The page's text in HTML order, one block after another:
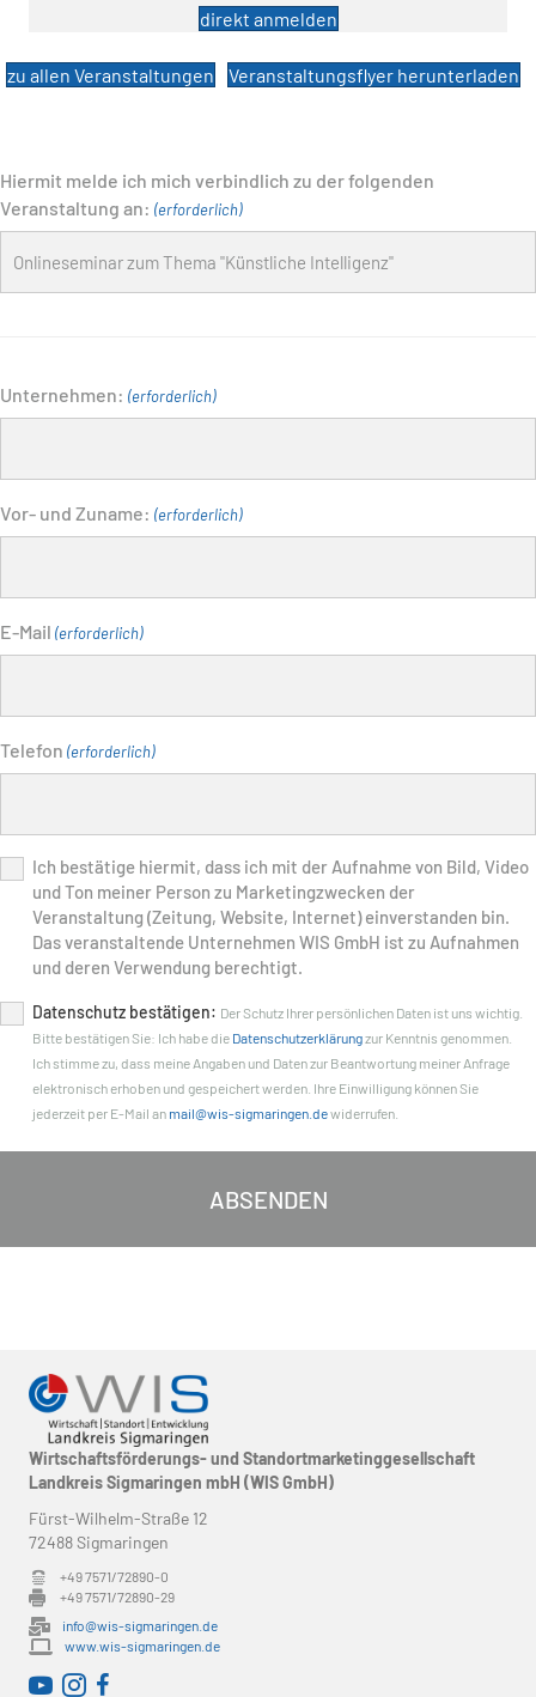
direkt anmelden
zu allen Veranstaltungen Veranstaltungsflyer herunterladen
Hiermit melde ich mich verbindlich zu der folgenden
Veranstaltung an: (erforderlich)
Unternehmen: (erforderlich)
Vor- und Zuname: (erforderlich)
E-Mail (erforderlich)
Telefon (erforderlich)
Foto-
Filmfreigabe
Ich bestätige hiermit, dass ich mit der Aufnahme von Bild, Video
und Ton meiner Person zu Marketingzwecken der
Veranstaltung (Zeitung, Website, Internet) einverstanden bin.
Das veranstaltende Unternehmen WIS GmbH ist zu Aufnahmen
und deren Verwendung berechtigt.
Datenschutz
(erforderlich)
Datenschutz bestätigen: Der Schutz Ihrer persönlichen Daten ist uns wichtig.
Bitte bestätigen Sie: Ich habe die Datenschutzerklärungzur Kenntnis genommen.
Ich stimme zu, dass meine Angaben und Daten zur Beantwortung meiner Anfrage
elektronisch erhoben und gespeichert werden. Ihre Einwilligung können Sie
jederzeit per E-Mail an mail@wis-sigmaringen.dewiderrufen.
Wirtschaftsförderungs- und Standortmarketinggesellschaft
Landkreis Sigmaringen mbH (WIS GmbH)
Fürst-Wilhelm-Straße 12
72488 Sigmaringen
+49 7571/72890-0
+49 7571/72890-29
info@wis-sigmaringen.de
www.wis-sigmaringen.de
WirtschaftsRADAR bei YouTube
WirtschaftsRADAR bei Instagram